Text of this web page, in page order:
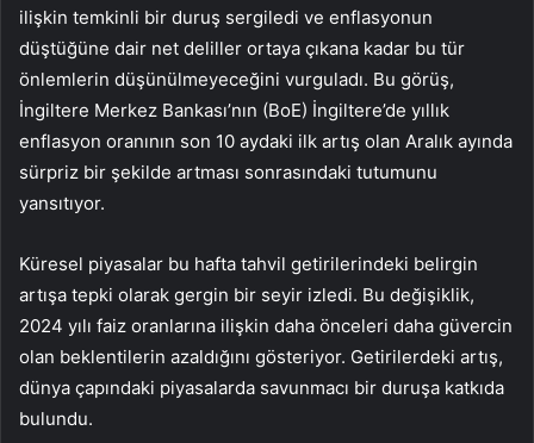
ilişkin temkinli bir duruş sergiledi ve enflasyonun
düştüğüne dair net deliller ortaya çıkana kadar bu tür
önlemlerin düşünülmeyeceğini vurguladı. Bu görüş,
İngiltere Merkez Bankası’nın (BoE) İngiltere’de yıllık
enflasyon oranının son 10 aydaki ilk artış olan Aralık ayında
sürpriz bir şekilde artması sonrasındaki tutumunu
yansıtıyor.
Küresel piyasalar bu hafta tahvil getirilerindeki belirgin
artışa tepki olarak gergin bir seyir izledi. Bu değişiklik,
2024 yılı faiz oranlarına ilişkin daha önceleri daha güvercin
olan beklentilerin azaldığını gösteriyor. Getirilerdeki artış,
dünya çapındaki piyasalarda savunmacı bir duruşa katkıda
bulundu.